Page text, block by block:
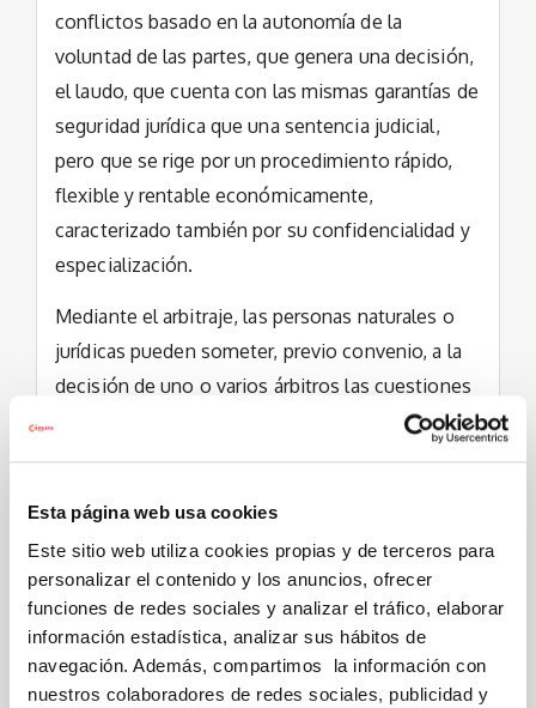
Esta página web usa cookies
Este sitio web utiliza cookies propias y de terceros para
personalizar el contenido y los anuncios, ofrecer
funciones de redes sociales y analizar el tráfico, elaborar
información estadística, analizar sus hábitos de
navegación. Además, compartimos la información con
nuestros colaboradores de redes sociales, publicidad y
conflictos basado en la autonomía de la
voluntad de las partes, que genera una decisión,
el laudo, que cuenta con las mismas garantías de
seguridad jurídica que una sentencia judicial,
pero que se rige por un procedimiento rápido,
flexible y rentable económicamente,
caracterizado también por su confidencialidad y
especialización.
Mediante el arbitraje, las personas naturales o
jurídicas pueden someter, previo convenio, a la
decisión de uno o varios árbitros las cuestiones
litigiosas, surgidas o que puedan surgir, en
materia de su libre disposición conforme a
El servicio de Corte de Arbitraje
en la Cámara de Comercio
Las Cámaras Oficiales de Comercio, Industria y